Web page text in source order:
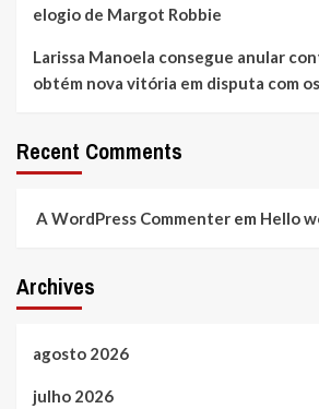
elogio de Margot Robbie
Larissa Manoela consegue anular
obtém nova vitória em disputa com
Recent Comments
A WordPress Commenter em Hello
Archives
agosto 2026
julho 2026